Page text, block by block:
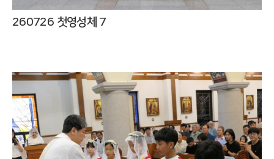
260726 첫영성체 7